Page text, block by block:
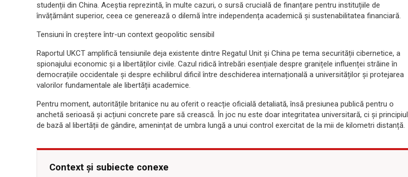
studenții din China. Aceștia reprezintă, în multe cazuri, o sursă crucială de finanțare pentru instituțiile de
învățământ superior, ceea ce generează o dilemă între independența academică și sustenabilitatea financiară.
Tensiuni în creștere într-un context geopolitic sensibil
Raportul UKCT amplifică tensiunile deja existente dintre Regatul Unit și China pe tema securității cibernetice, a
spionajului economic și a libertăților civile. Cazul ridică întrebări esențiale despre granițele influenței străine în
democrațiile occidentale și despre echilibrul dificil între deschiderea internațională a universităților și protejarea
valorilor fundamentale ale libertății academice.
Pentru moment, autoritățile britanice nu au oferit o reacție oficială detaliată, însă presiunea publică pentru o
anchetă serioasă și acțiuni concrete pare să crească. În joc nu este doar integritatea universitară, ci și principiul
de bază al libertății de gândire, amenințat de umbra lungă a unui control exercitat de la mii de kilometri distanță.
Context și subiecte conexe